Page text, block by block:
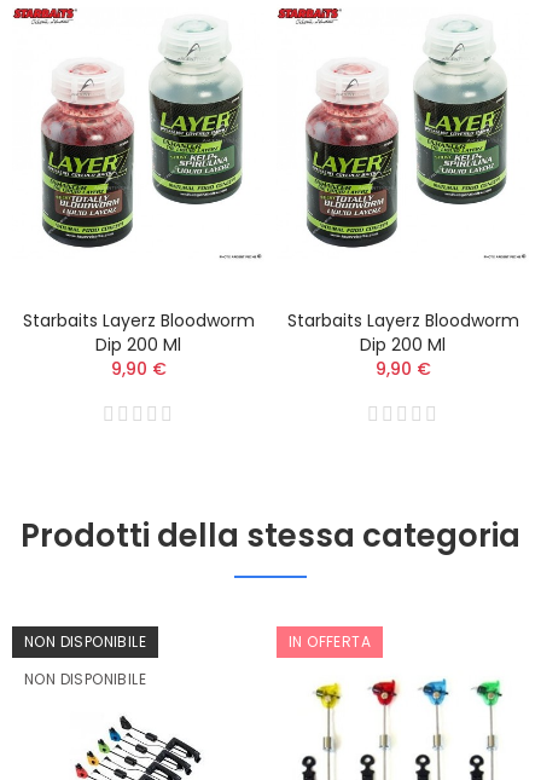
Starbaits Layerz Bloodworm
Dip 200 Ml
9,90 €
Starbaits Layerz Bloodworm
Dip 200 Ml
9,90 €
Prodotti della stessa categoria
NON DISPONIBILE
NON DISPONIBILE
IN OFFERTA